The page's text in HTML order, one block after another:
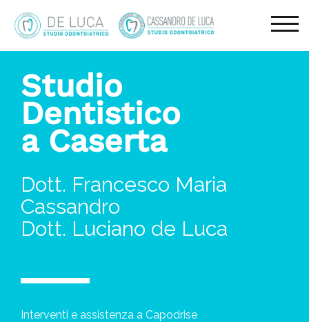
Studio
Dentistico
a Caserta
Dott. Francesco Maria
Cassandro
Dott. Luciano de Luca
Interventi e assistenza a Capodrise